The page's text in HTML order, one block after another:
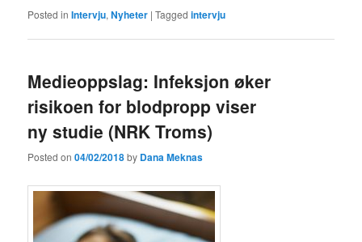
Posted in Intervju,Nyheter |Tagged intervju
Medieoppslag: Infeksjon øker
risikoen for blodpropp viser
ny studie (NRK Troms)
Posted on04/02/2018by Dana Meknas